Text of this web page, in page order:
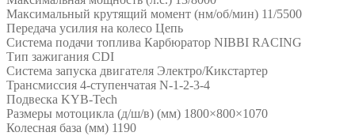
Максимальный крутящий момент (нм/об/мин) 11/5500
Передача усилия на колесо Цепь
Система подачи топлива Карбюратор NIBBI RACING
Тип зажигания CDI
Система запуска двигателя Электро/Кикстартер
Трансмиссия 4-ступенчатая N-1-2-3-4
Подвеска KYB-Tech
Размеры мотоцикла (д/ш/в) (мм) 1800×800×1070
Колесная база (мм) 1190